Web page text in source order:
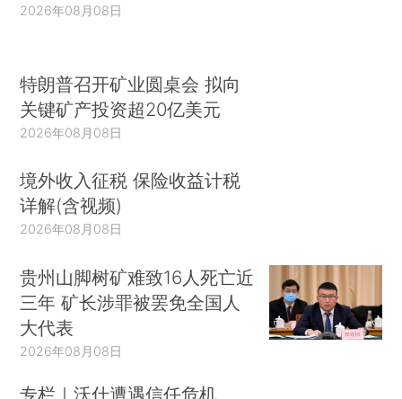
2026年08月08日
特朗普召开矿业圆桌会 拟向
关键矿产投资超20亿美元
2026年08月08日
境外收入征税 保险收益计税
详解(含视频)
2026年08月08日
贵州山脚树矿难致16人死亡近
三年 矿长涉罪被罢免全国人
大代表
2026年08月08日
专栏｜沃什遭遇信任危机